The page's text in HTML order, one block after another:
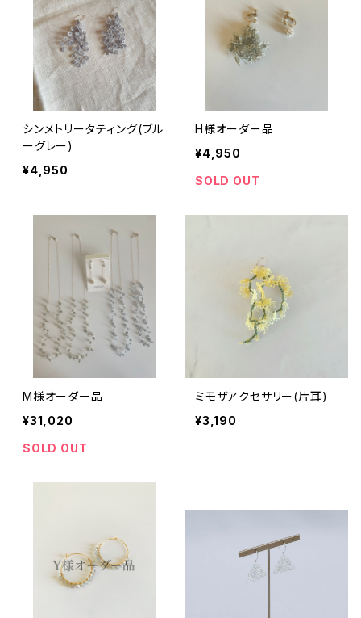
シンメトリータティング(ブル
ーグレー)
¥4,950
H様オーダー品
¥4,950
SOLD OUT
M様オーダー品
¥31,020
SOLD OUT
ミモザアクセサリー(片耳)
¥3,190